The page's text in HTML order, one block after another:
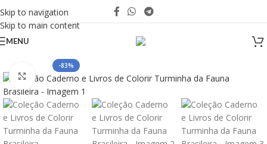
Skip to navigation
Skip to main content
MENU
-83%
Click to enlarge